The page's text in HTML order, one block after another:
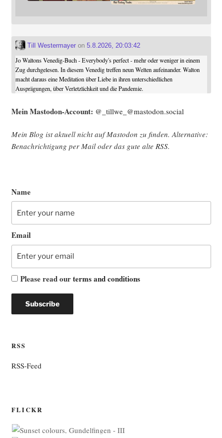
Till Westermayeron 5.8.2026, 20:03:42
Jo Waltons Venedig-Buch - Everybody's perfect - mehr oder weniger in einem
Zug durchgelesen. In diesem Venedig treffen neun Welten aufeinander. Walton
macht daraus eine Meditation über Liebe in ihren unterschiedlichen
Ausprägungen, über Verletzlichkeit und die Pandemie.
Mein Mast­o­don-Account: @_tillwe_@mastodon.social
Mein Blog ist aktu­ell nicht auf Mast­o­don zu fin­den. Alter­na­ti­ve:
Benach­rich­ti­gung per Mail oder das gute alte RSS.
Name
Email
Please read ourterms and conditions
RSS
RSS-Feed
FLICKR